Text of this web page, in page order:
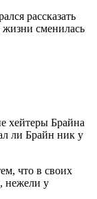
рассказать
жизни сменилась
хейтеры Брайна
ли Брайн ник у
что в своих
нежели у